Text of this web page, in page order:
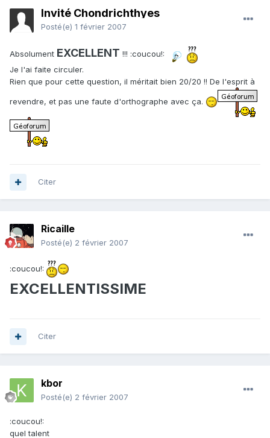
Invité Chondrichthyes
Posté(e) 1 février 2007
Absolument EXCELLENT !!! :coucou!:
Je l'ai faite circuler.
Rien que pour cette question, il méritait bien 20/20 !! De l'esprit à
revendre, et pas une faute d'orthographe avec ça.
Citer
Ricaille
Posté(e) 2 février 2007
:coucou!:
EXCELLENTISSIME
Citer
kbor
Posté(e) 2 février 2007
:coucou!:
quel talent